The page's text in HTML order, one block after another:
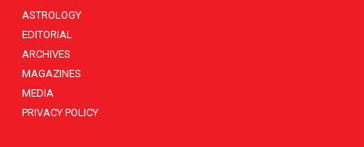
ASTROLOGY
EDITORIAL
ARCHIVES
MAGAZINES
MEDIA
PRIVACY POLICY